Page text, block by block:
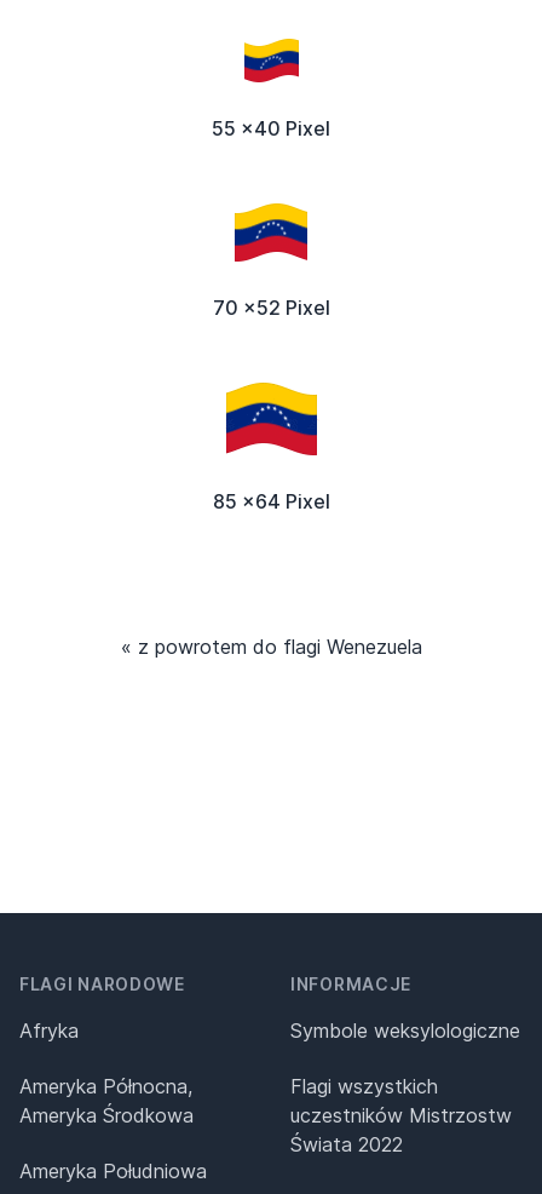
55 x40 Pixel
70 x52 Pixel
85 x64 Pixel
« z powrotem do flagi Wenezuela
FLAGI NARODOWE
Afryka
Ameryka Północna,
Ameryka Środkowa
Ameryka Południowa
INFORMACJE
Symbole weksylologiczne
Flagi wszystkich
uczestników Mistrzostw
Świata 2022